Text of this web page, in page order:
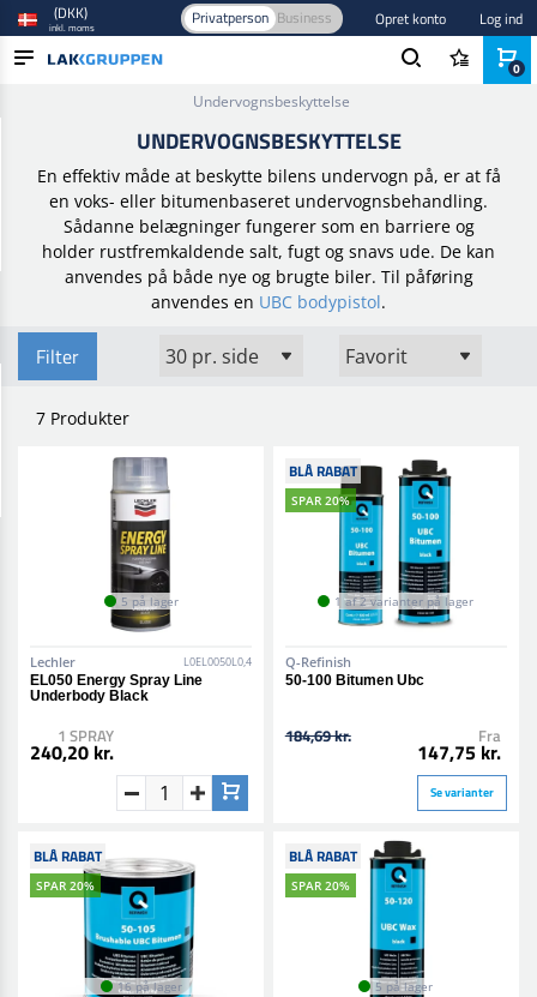
BRANCHER
MÆRKER
(DKK)
inkl. moms Privatperson Business Opret konto Log ind
Undervognsbeskyttelse
UNDERVOGNSBESKYTTELSE
En effektiv måde at beskytte bilens undervogn på, er at få
en voks- eller bitumenbaseret undervognsbehandling.
Sådanne belægninger fungerer som en barriere og
holder rustfremkaldende salt, fugt og snavs ude. De kan
anvendes på både nye og brugte biler. Til påføring
anvendes en UBC bodypistol.
Filter
7 Produkter
5 på lager
Lechler L0EL0050L0,4
EL050 Energy Spray Line
Underbody Black
1 SPRAY
240,20 kr.
BLÅ RABAT
SPAR 20%
1 af 2 varianter på lager
Q-Refinish
50-100 Bitumen Ubc
184,69 kr. Fra
147,75 kr.
Se varianter
BLÅ RABAT
SPAR 20%
16 på lager
BLÅ RABAT
SPAR 20%
5 på lager
0